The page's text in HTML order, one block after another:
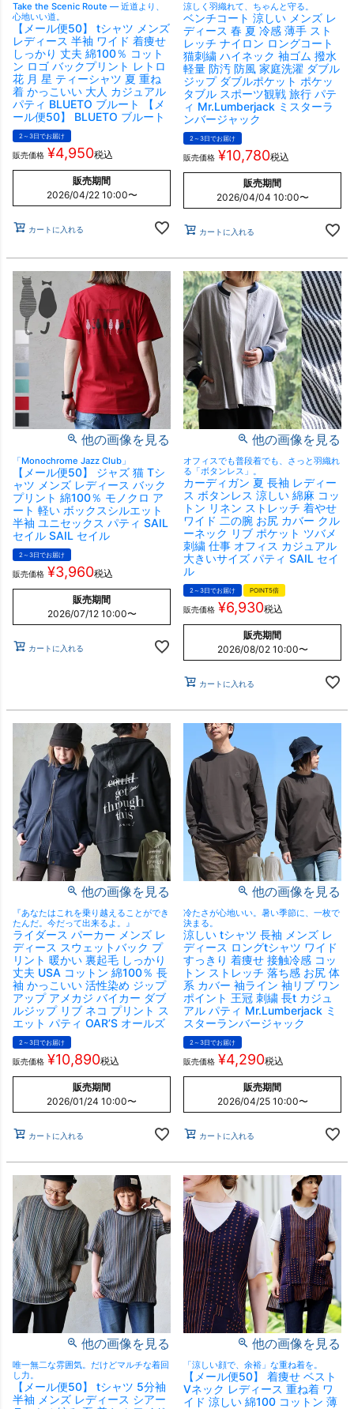
Take the Scenic Route ― 近道より、
心地いい道。
【メール便50】 tシャツ メンズ
レディース 半袖 ワイド 着痩せ
しっかり 丈夫 綿100％ コット
ン ロゴ バックプリント レトロ
花 月 星 ティーシャツ 夏 重ね
着 かっこいい 大人 カジュアル
パティ BLUETO ブルート 【メ
ール便50】 BLUETO ブルート
2～3日でお届け
販売価格 ¥4,950税込
販売期間
2026/04/22 10:00〜
カートに入れる
涼しく羽織れて、ちゃんと守る。
ベンチコート 涼しい メンズ レ
ディース 春 夏 冷感 薄手 スト
レッチ ナイロン ロングコート
猫刺繍 ハイネック 袖ゴム 撥水
軽量 防汚 防風 家庭洗濯 ダブル
ジップ ダブルポケット ポケッ
タブル スポーツ観戦 旅行 パテ
ィ Mr.Lumberjack ミスターラ
ンバージャック
2～3日でお届け
販売価格 ¥10,780税込
販売期間
2026/04/04 10:00〜
カートに入れる
他の画像を見る
「Monochrome Jazz Club」
【メール便50】 ジャズ 猫 Tシ
ャツ メンズ レディース バック
プリント 綿100％ モノクロ ア
ート 軽い ボックスシルエット
半袖 ユニセックス パティ SAIL
セイル SAIL セイル
2～3日でお届け
販売価格 ¥3,960税込
販売期間
2026/07/12 10:00〜
カートに入れる
他の画像を見る
オフィスでも普段着でも、さっと羽織れ
る「ボタンレス」。
カーディガン 夏 長袖 レディー
ス ボタンレス 涼しい 綿麻 コッ
トン リネン ストレッチ 着やせ
ワイド 二の腕 お尻 カバー クル
ーネック リブ ポケット ツバメ
刺繍 仕事 オフィス カジュアル
大きいサイズ パティ SAIL セイ
ル
2～3日でお届け POINT5倍
販売価格 ¥6,930税込
販売期間
2026/08/02 10:00〜
カートに入れる
他の画像を見る
『あなたはこれを乗り越えることができ
たんだ。今だって出来るよ。』
ライダース パーカー メンズ レ
ディース スウェットバック プ
リント 暖かい 裏起毛 しっかり
丈夫 USA コットン 綿100％ 長
袖 かっこいい 活性染め ジップ
アップ アメカジ バイカー ダブ
ルジップ リブ ネコ プリント ス
エット パティ OAR’S オールズ
2～3日でお届け
販売価格 ¥10,890税込
販売期間
2026/01/24 10:00〜
カートに入れる
他の画像を見る
冷たさが心地いい。暑い季節に、一枚で
決まる。
涼しい tシャツ 長袖 メンズ レ
ディース ロングtシャツ ワイド
すっきり 着痩せ 接触冷感 コッ
トン ストレッチ 落ち感 お尻 体
系 カバー 袖ライン 袖リブ ワン
ポイント 王冠 刺繍 長t カジュ
アル パティ Mr.Lumberjack ミ
スターランバージャック
2～3日でお届け
販売価格 ¥4,290税込
販売期間
2026/04/25 10:00〜
カートに入れる
他の画像を見る
唯一無二な雰囲気。だけどマルチな着回
し力。
【メール便50】 tシャツ 5分袖
半袖 メンズ レディース シアー
他の画像を見る
「涼しい顔で、余裕」な重ね着を。
【メール便50】 着痩せ ベスト
Vネック レディース 重ね着 ワ
イド 涼しい 綿100 コットン 薄